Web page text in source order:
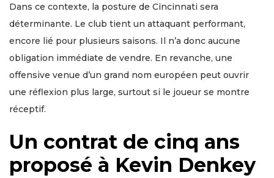
Dans ce contexte, la posture de Cincinnati sera
déterminante. Le club tient un attaquant performant,
encore lié pour plusieurs saisons. Il n’a donc aucune
obligation immédiate de vendre. En revanche, une
offensive venue d’un grand nom européen peut ouvrir
une réflexion plus large, surtout si le joueur se montre
réceptif.
Un contrat de cinq ans
proposé à Kevin Denkey